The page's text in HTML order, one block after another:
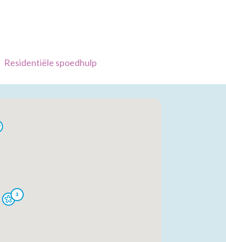
Residentiële spoedhulp
3